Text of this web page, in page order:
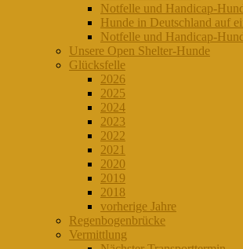
Notfelle und Handicap-
Hunde in Deutschland auf
Notfelle und Handicap-
Unsere Open Shelter-Hunde
Glücksfelle
2026
2025
2024
2023
2022
2021
2020
2019
2018
vorherige Jahre
Regenbogenbrücke
Vermittlung